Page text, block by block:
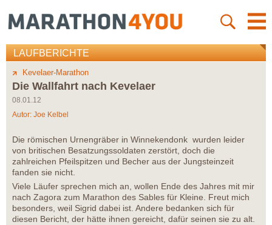
LAUFBERICHTE
Kevelaer-Marathon
Die Wallfahrt nach Kevelaer
08.01.12
Autor: Joe Kelbel
Die römischen Urnengräber in Winnekendonk wurden leider
von britischen Besatzungssoldaten zerstört, doch die
zahlreichen Pfeilspitzen und Becher aus der Jungsteinzeit
fanden sie nicht.
Viele Läufer sprechen mich an, wollen Ende des Jahres mit mir
nach Zagora zum Marathon des Sables für Kleine. Freut mich
besonders, weil Sigrid dabei ist. Andere bedanken sich für
diesen Bericht, der hätte ihnen gereicht, dafür seinen sie zu alt.